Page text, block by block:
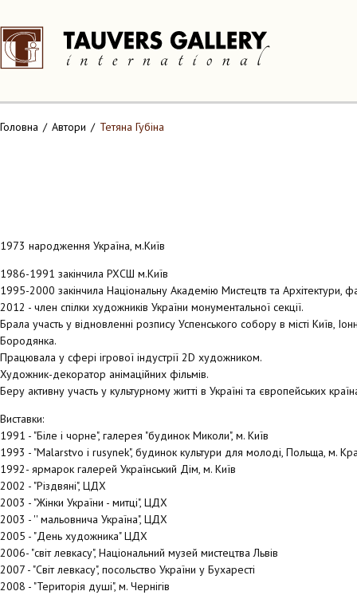
Головна Автори Тетяна Губіна
1973 народження Україна, м.Київ
1986-1991 закінчила РХСШ м.Київ
1995-2000 закінчила Національну Академію Мистецтв та
2012 - член спілки художників України монументальної секції.
Брала участь у відновленні розпису Успенського собору в місті Київ,
Бородянка.
Працювала у сфері ігрової індустрії 2D художником.
Художник-декоратор анімаційних фільмів.
Беру активну участь у культурному житті в Україні та європейських
Виставки:
1991 - "Біле і чорне", галерея "будинок Миколи", м. Київ
1993 - "Malarstvo i rusynek", будинок культури для молоді, Польща, м.
1992- ярмарок галерей Український Дім, м. Київ
2002 - "Різдвяні", ЦДХ
2003 - "Жінки України - митці", ЦДХ
2003 - '' мальовнича Україна", ЦДХ
2005 - "День художника" ЦДХ
2006- "світ левкасу", Національний музей мистецтва Львів
2007 - "Світ левкасу", посольство України у Бухаресті
2008 - "Територія душі", м. Чернігів